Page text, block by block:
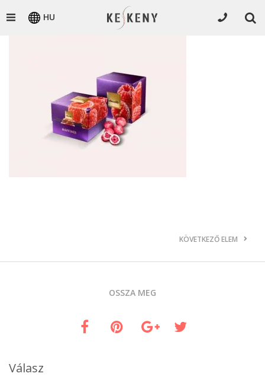
HU
KÖVETKEZŐ ELEM
OSSZA MEG
Válasz